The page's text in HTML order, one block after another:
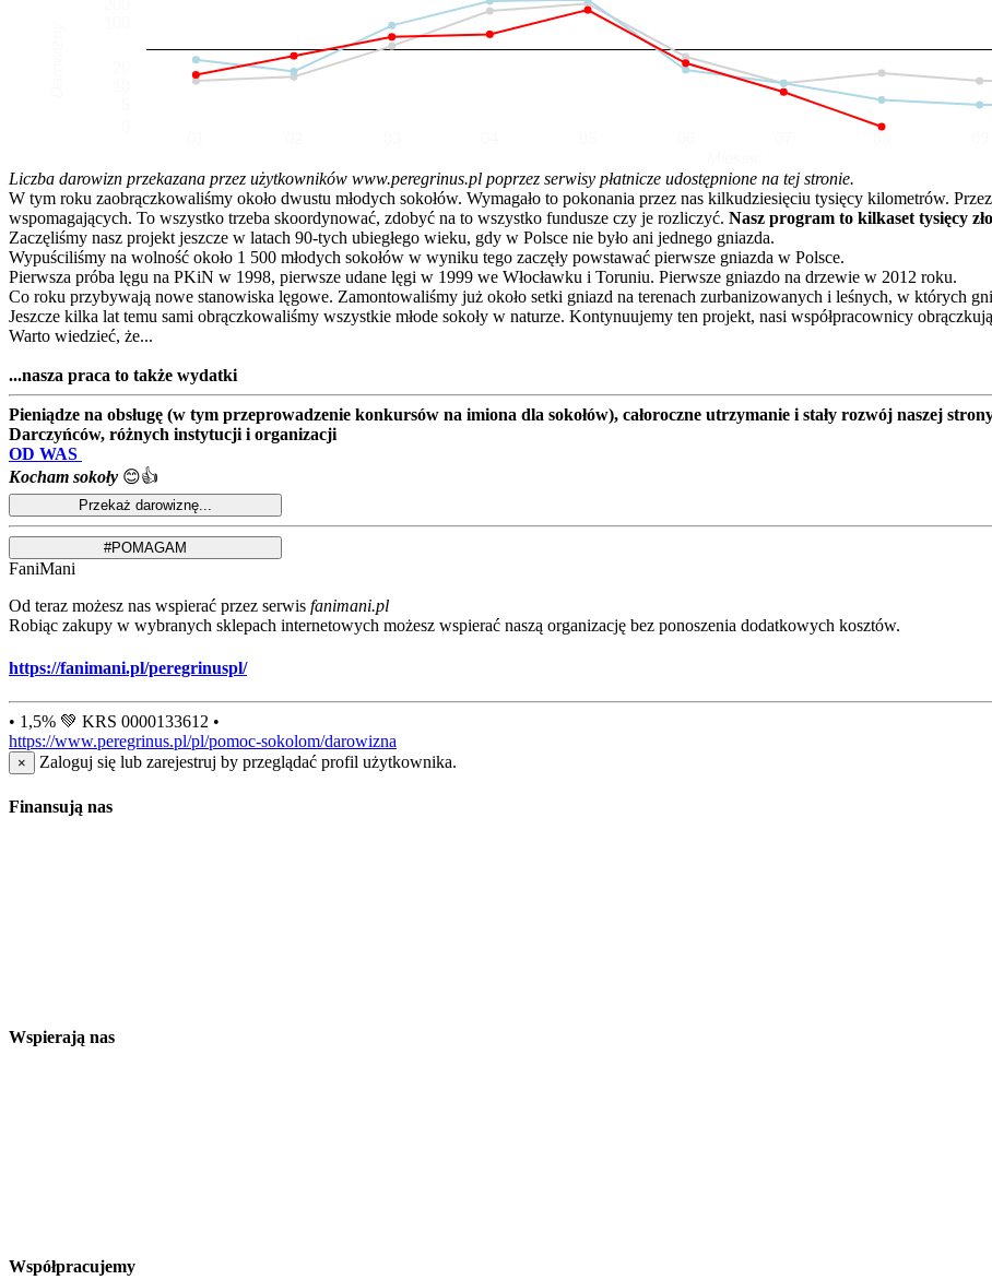
Liczba darowizn przekazana przez użytkowników www.peregrinus.pl poprzez serwisy płatnicze udostępnione na tej stronie.
W tym roku zaobrączkowaliśmy około dwustu młodych sokołów. Wymagało to pokonania przez nas kilkudziesięciu tysięcy kilometrów.
wspomagających. To wszystko trzeba skoordynować, zdobyć na to wszystko fundusze czy je rozliczyć. Nasz program to kilkaset tysięcy
Zaczęliśmy nasz projekt jeszcze w latach 90-tych ubiegłego wieku, gdy w Polsce nie było ani jednego gniazda.
Wypuściliśmy na wolność około 1 500 młodych sokołów w wyniku tego zaczęły powstawać pierwsze gniazda w Polsce.
Pierwsza próba lęgu na PKiN w 1998, pierwsze udane lęgi w 1999 we Włocławku i Toruniu. Pierwsze gniazdo na drzewie w 2012 roku.
Co roku przybywają nowe stanowiska lęgowe. Zamontowaliśmy już około setki gniazd na terenach zurbanizowanych i leśnych, w których
Jeszcze kilka lat temu sami obrączkowaliśmy wszystkie młode sokoły w naturze. Kontynuujemy ten projekt, nasi współpracownicy
Warto wiedzieć, że...
...nasza praca to także wydatki
Pieniądze na obsługę (w tym przeprowadzenie konkursów na imiona dla sokołów), całoroczne utrzymanie i stały rozwój naszej
Darczyńców, różnych instytucji i organizacji
OD WAS
Kocham sokoły 😊👍
FaniMani
Od teraz możesz nas wspierać przez serwis fanimani.pl
Robiąc zakupy w wybranych sklepach internetowych możesz wspierać naszą organizację bez ponoszenia dodatkowych kosztów.
https://fanimani.pl/peregrinuspl/
• 1,5% 💚 KRS 0000133612 •
https://www.peregrinus.pl/pl/pomoc-sokolom/darowizna
× Zaloguj się lub zarejestruj by przeglądać profil użytkownika.
Finansują nas
Wspierają nas
Współpracujemy